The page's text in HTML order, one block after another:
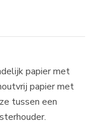
papier met
papier met
tussen een